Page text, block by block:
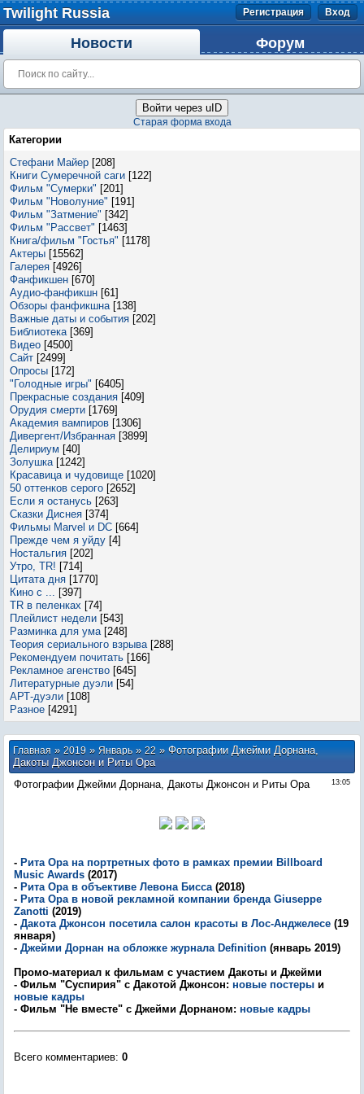
Twilight Russia Регистрация Вход
Новости Форум
Войти через uID
Старая форма входа
Категории
Стефани Майер [208]
Книги Сумеречной саги [122]
Фильм "Сумерки" [201]
Фильм "Новолуние" [191]
Фильм "Затмение" [342]
Фильм "Рассвет" [1463]
Книга/фильм "Гостья" [1178]
Актеры [15562]
Галерея [4926]
Фанфикшен [670]
Аудио-фанфикшн [61]
Обзоры фанфикшна [138]
Важные даты и события [202]
Библиотека [369]
Видео [4500]
Сайт [2499]
Опросы [172]
"Голодные игры" [6405]
Прекрасные создания [409]
Орудия смерти [1769]
Академия вампиров [1306]
Дивергент/Избранная [3899]
Делириум [40]
Золушка [1242]
Красавица и чудовище [1020]
50 оттенков серого [2652]
Если я останусь [263]
Сказки Диснея [374]
Фильмы Marvel и DC [664]
Прежде чем я уйду [4]
Ностальгия [202]
Утро, TR! [714]
Цитата дня [1770]
Кино с ... [397]
TR в пеленках [74]
Плейлист недели [543]
Разминка для ума [248]
Теория сериального взрыва [288]
Рекомендуем почитать [166]
Рекламное агенство [645]
Литературные дуэли [54]
АРТ-дуэли [108]
Разное [4291]
Главная»2019 » Январь » 22» Фотографии Джейми Дорнана,
Дакоты Джонсон и Риты Ора
13:05
Фотографии Джейми Дорнана, Дакоты Джонсон и Риты Ора
- Рита Ора на портретных фото в рамках премии Billboard
Music Awards (2017)
- Рита Ора в объективе Левона Бисса(2018)
- Рита Ора в новой рекламной компании бренда Giuseppe
Zanotti (2019)
- Дакота Джонсон посетила салон красоты в Лос-Анджелесе (19
января)
- Джейми Дорнан на обложке журнала Definition (январь 2019)
Промо-материал к фильмам с участием Дакоты и Джейми
- Фильм "Суспирия" с Дакотой Джонсон: новые постеры и
новые кадры
- Фильм "Не вместе" с Джейми Дорнаном: новые кадры
Всего комментариев: 0